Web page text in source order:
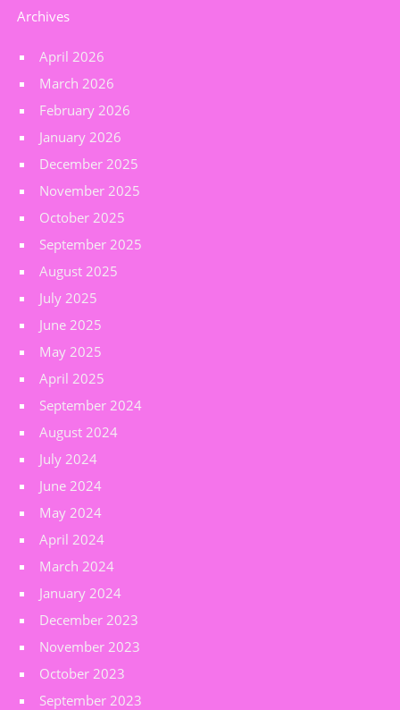
Archives
April 2026
March 2026
February 2026
January 2026
December 2025
November 2025
October 2025
September 2025
August 2025
July 2025
June 2025
May 2025
April 2025
September 2024
August 2024
July 2024
June 2024
May 2024
April 2024
March 2024
January 2024
December 2023
November 2023
October 2023
September 2023